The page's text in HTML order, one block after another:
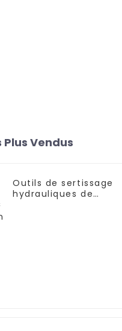
Plus Vendus
Outils de sertissage
hydrauliques de